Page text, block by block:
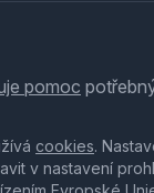
pomoc
cookies.
v nastavení